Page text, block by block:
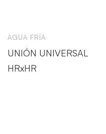
AGUA FRÍA
UNIÓN UNIVERSAL
HRxHR